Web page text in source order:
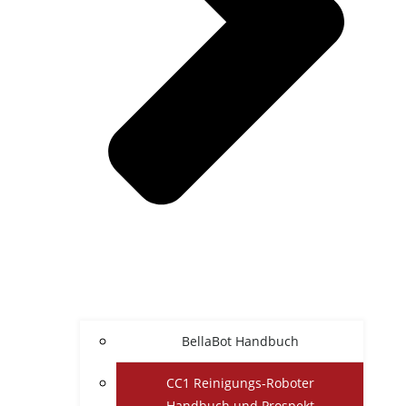
BellaBot Handbuch
CC1 Reinigungs-Roboter